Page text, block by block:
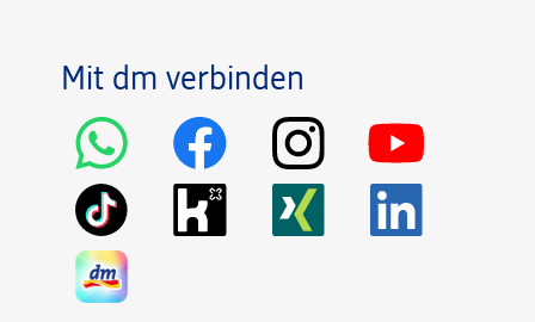
Mit dm verbinden